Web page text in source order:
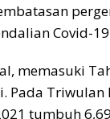
Covid-
memasuki
Triwulan
tumbuh